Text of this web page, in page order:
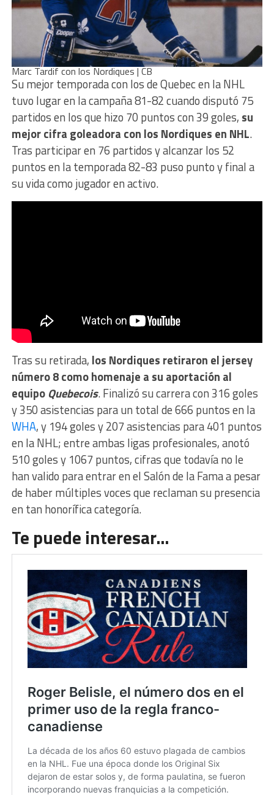
Marc Tardif con los Nordiques | CB
Su mejor temporada con los de Quebec en la NHL
tuvo lugar en la campaña 81-82 cuando disputó 75
partidos en los que hizo 70 puntos con 39 goles, su
mejor cifra goleadora con los Nordiques en NHL.
Tras participar en 76 partidos y alcanzar los 52
puntos en la temporada 82-83 puso punto y final a
su vida como jugador en activo.
Tras su retirada, los Nordiques retiraron el jersey
número 8 como homenaje a su aportación al
equipo Quebecois. Finalizó su carrera con 316 goles
y 350 asistencias para un total de 666 puntos en la
WHA, y 194 goles y 207 asistencias para 401 puntos
en la NHL; entre ambas ligas profesionales, anotó
510 goles y 1067 puntos, cifras que todavía no le
han valido para entrar en el Salón de la Fama a pesar
de haber múltiples voces que reclaman su presencia
en tan honorífica categoría.
Te puede interesar…